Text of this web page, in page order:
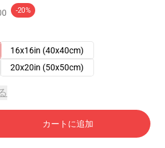
-20%
16x16in (40x40cm)
20x20in (50x50cm)
カートに追加